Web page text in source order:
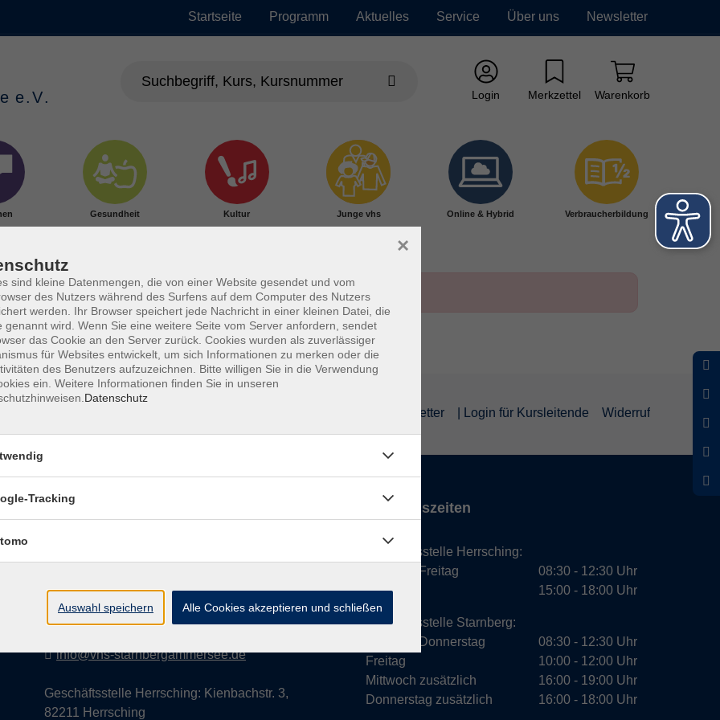
Startseite Programm Aktuelles Service Über uns Newsletter
Login Merkzettel Warenkorb
Gesundheit Kultur Junge vhs Online & Hybrid Verbraucherbildung
Newsletter | Login für Kursleitende Widerruf
Kontakt
Geschäftsstelle Starnberg: Bahnhofplatz 14,
info@vhs-starnbergammersee.de
Geschäftsstelle Herrsching: Kienbachstr. 3,
82211 Herrsching
Öffnungszeiten
Geschäftsstelle Herrsching:
Montag - Freitag
Dienstag
08:30 - 12:30 Uhr
15:00 - 18:00 Uhr
Geschäftsstelle Starnberg:
Montag - Donnerstag
Freitag
Mittwoch zusätzlich
Donnerstag zusätzlich
08:30 - 12:30 Uhr
10:00 - 12:00 Uhr
16:00 - 19:00 Uhr
16:00 - 18:00 Uhr
sind kleine Datenmengen, die von einer Website gesendet und vom
des Nutzers während des Surfens auf dem Computer des Nutzers
werden. Ihr Browser speichert jede Nachricht in einer kleinen Datei, die
genannt wird. Wenn Sie eine weitere Seite vom Server anfordern, sendet
das Cookie an den Server zurück. Cookies wurden als zuverlässiger
für Websites entwickelt, um sich Informationen zu merken oder die
des Benutzers aufzuzeichnen. Bitte willigen Sie in die Verwendung
ein. Weitere Informationen finden Sie in unseren
Datenschutz
×
Tracking
Auswahl speichern Alle Cookies akzeptieren und schließen